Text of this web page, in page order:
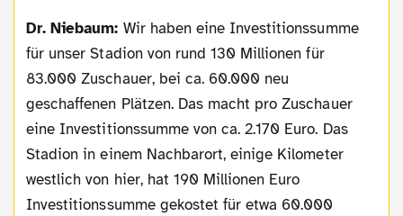
Dr. Niebaum: Wir haben eine Investitionssumme
für unser Stadion von rund 130 Millionen für
83.000 Zuschauer, bei ca. 60.000 neu
geschaffenen Plätzen. Das macht pro Zuschauer
eine Investitionssumme von ca. 2.170 Euro. Das
Stadion in einem Nachbarort, einige Kilometer
westlich von hier, hat 190 Millionen Euro
Investitionssumme gekostet für etwa 60.000